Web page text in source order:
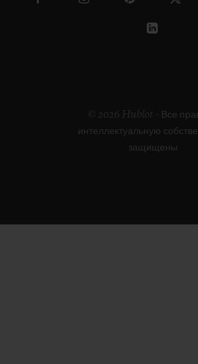
© 2026 Hublot - Все
интеллектуальную
защищены